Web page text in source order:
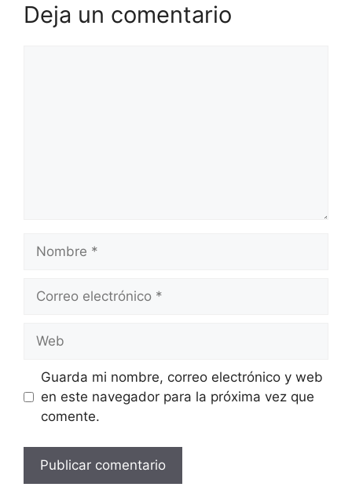
Deja un comentario
Nombre
Correo
Web
Guarda mi nombre, correo electrónico y web
en este navegador para la próxima vez que
comente.